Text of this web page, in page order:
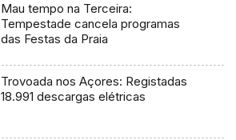
Mau tempo na Terceira:
Tempestade cancela programas
das Festas da Praia
Trovoada nos Açores: Registadas
18.991 descargas elétricas